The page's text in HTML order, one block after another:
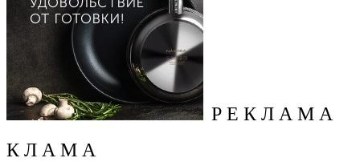
Р Е К Л А М А
К Л А М А